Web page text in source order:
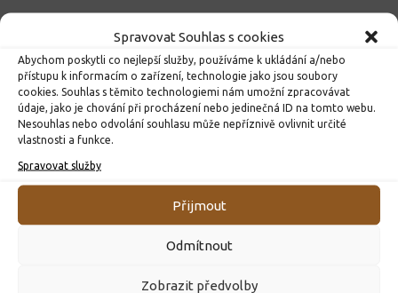
Spravovat Souhlas s cookies
Abychom poskytli co nejlepší služby, používáme k ukládání a/nebo
přístupu k informacím o zařízení, technologie jako jsou soubory
cookies. Souhlas s těmito technologiemi nám umožní zpracovávat
údaje, jako je chování při procházení nebo jedinečná ID na tomto webu.
Nesouhlas nebo odvolání souhlasu může nepříznivě ovlivnit určité
vlastnosti a funkce.
Spravovat služby
Přijmout
Odmítnout
Zobrazit předvolby
ROZHODNUTÍ O PŘIJETÍ K PŘEDŠKOLNÍMU VZDĚLÁVÁNÍ